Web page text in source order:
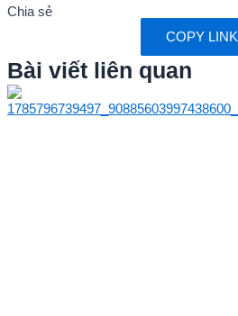
Chia sẻ
COPY LINK
Bài viết liên quan